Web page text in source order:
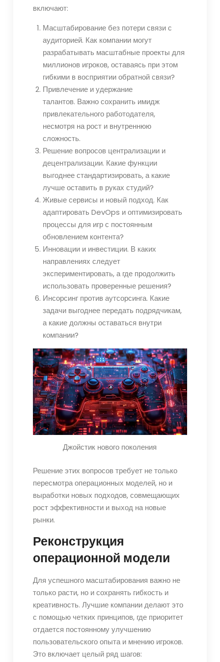
включают:
Масштабирование без потери связи с
аудиторией. Как компании могут
разрабатывать масштабные проекты для
миллионов игроков, оставаясь при этом
гибкими в восприятии обратной связи?
Привлечение и удержание
талантов. Важно сохранить имидж
привлекательного работодателя,
несмотря на рост и внутреннюю
сложность.
Решение вопросов централизации и
децентрализации. Какие функции
выгоднее стандартизировать, а какие
лучше оставить в руках студий?
Живые сервисы и новый подход. Как
адаптировать DevOps и оптимизировать
процессы для игр с постоянным
обновлением контента?
Инновации и инвестиции. В каких
направлениях следует
экспериментировать, а где продолжить
использовать проверенные решения?
Инсорсинг против аутсорсинга. Какие
задачи выгоднее передать подрядчикам,
а какие должны оставаться внутри
компании?
Джойстик нового поколения
Решение этих вопросов требует не только
пересмотра операционных моделей, но и
выработки новых подходов, совмещающих
рост эффективности и выход на новые
рынки.
Реконструкция
операционной модели
Для успешного масштабирования важно не
только расти, но и сохранять гибкость и
креативность. Лучшие компании делают это
с помощью четких принципов, где приоритет
отдается постоянному улучшению
пользовательского опыта и мнению игроков.
Это включает целый ряд шагов: